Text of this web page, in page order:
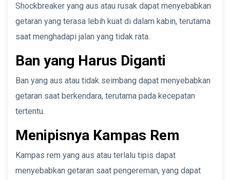
Shockbreaker yang aus atau rusak dapat menyebabkan
getaran yang terasa lebih kuat di dalam kabin, terutama
saat menghadapi jalan yang tidak rata.
Ban yang Harus Diganti
Ban yang aus atau tidak seimbang dapat menyebabkan
getaran saat berkendara, terutama pada kecepatan
tertentu.
Menipisnya Kampas Rem
Kampas rem yang aus atau terlalu tipis dapat
menyebabkan getaran saat pengereman, yang dapat